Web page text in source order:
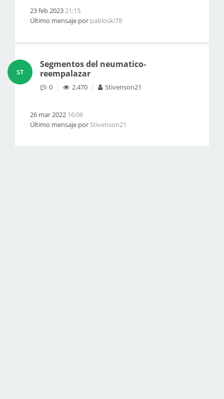
23 feb 202321:15
Último mensaje por pabloski78
ST
Segmentos del neumatico-
reempalazar
0 2,470 Stivenson21
26 mar 2022 16:06
Último mensaje por Stivenson21